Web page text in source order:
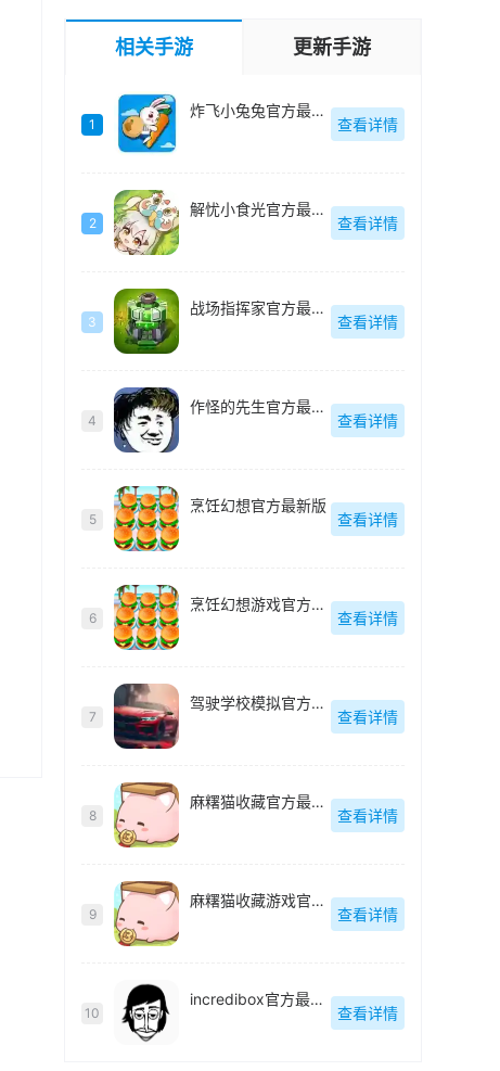
相关手游 更新手游
1
炸飞小兔兔官方最新版
查看详情
2
解忧小食光官方最新版
查看详情
3
战场指挥家官方最新版
查看详情
4
作怪的先生官方最新版
查看详情
5
烹饪幻想官方最新版
查看详情
6
烹饪幻想游戏官方最新版
查看详情
7
驾驶学校模拟官方最新版
查看详情
8
麻糬猫收藏官方最新版
查看详情
9
麻糬猫收藏游戏官方最新版
查看详情
10
incredibox官方最新版
查看详情